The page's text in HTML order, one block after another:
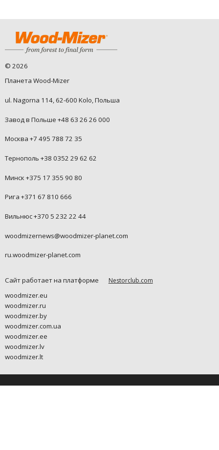
© 2026
Планета Wood-Mizer
ul. Nagorna 114, 62-600 Kolo, Польша
Завод в Польше +48 63 26 26 000
Москва +7 495 788 72 35
Тернополь +38 0352 29 62 62
Минск +375 17 355 90 80
Рига +371 67 810 666
Вильнюс +370 5 232 22 44
woodmizernews@woodmizer-planet.com
ru.woodmizer-planet.com
Сайт работает на платформе Nestorclub.com
woodmizer.eu
woodmizer.ru
woodmizer.by
woodmizer.com.ua
woodmizer.ee
woodmizer.lv
woodmizer.lt